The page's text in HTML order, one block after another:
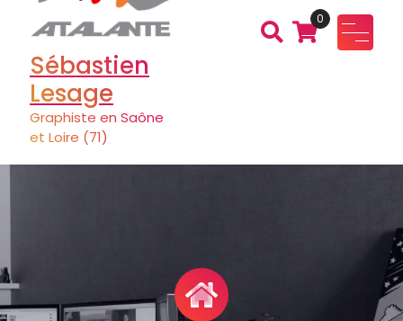
Sébastien
Lesage
Graphiste en Saône
et Loire (71)
0